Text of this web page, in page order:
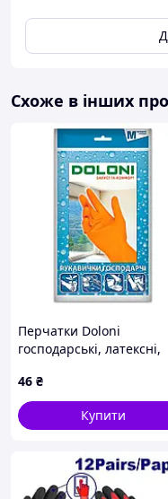
Схоже в інших
Перчатки Doloni
господарські, латексні,
46 ₴
Купити